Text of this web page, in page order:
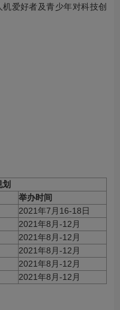
爱好者及青少年对科技创
举办时间
2021年7月16-18日
2021年8月-12月
2021年8月-12月
2021年8月-12月
2021年8月-12月
2021年8月-12月